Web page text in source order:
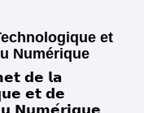
et
Numérique
𝗱𝗲 𝗹𝗮
𝗲𝘁 𝗱𝗲
𝗡𝘂𝗺𝗲́𝗿𝗶𝗾𝘂𝗲,